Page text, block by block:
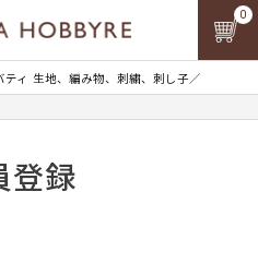
ティ 生地、編み物、刺繍、刺し子／
0
登録